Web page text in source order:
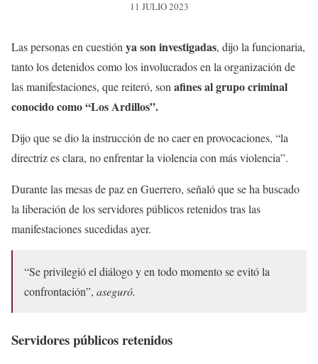
11 JULIO 2023
Las personas en cuestión ya son investigadas, dijo la funcionaria,
tanto los detenidos como los involucrados en la organización de
las manifestaciones, que reiteró, son afines al grupo criminal
conocido como “Los Ardillos”.
Dijo que se dio la instrucción de no caer en provocaciones, “la
directriz es clara, no enfrentar la violencia con más violencia”.
Durante las mesas de paz en Guerrero, señaló que se ha buscado
la liberación de los servidores públicos retenidos tras las
manifestaciones sucedidas ayer.
“Se privilegió el diálogo y en todo momento se evitó la
confrontación”, aseguró.
Servidores públicos retenidos